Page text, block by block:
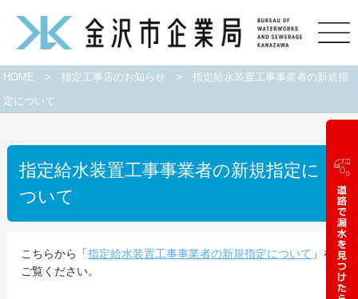
HOME >指定工事店のお知らせ >指定給水装置工事事業者の新規指
定について
指定給水装置工事事業者の新規指定に
ついて
こちらから「指定給水装置工事事業者の新規指定について 」を
ご覧ください。